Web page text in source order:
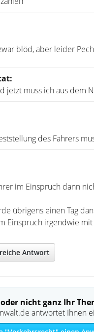
blöd, aber leider
jetzt muss ich aus dem
des Fahrers
im Einspruch dann
übrigens einen Tag
Einspruch irgendwie
e Antwort
nicht ganz Ihr
antwortet Ihnen